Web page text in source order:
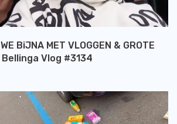
BiJNA MET VLOGGEN & GROTE
Bellinga Vlog #3134